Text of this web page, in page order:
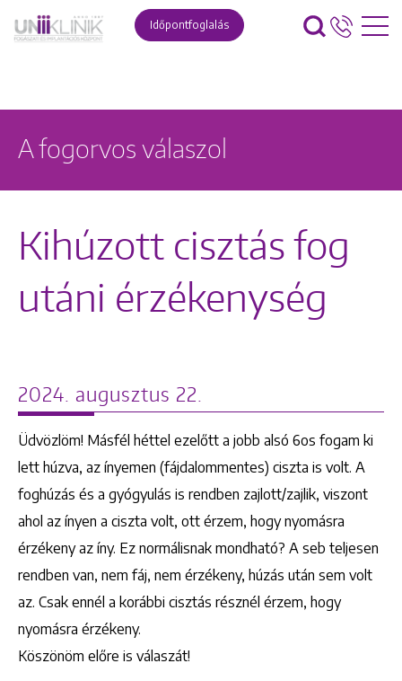
Időpontfoglalás
A fogorvos válaszol
Kihúzott cisztás fog
utáni érzékenység
2024. augusztus 22.
Üdvözlöm! Másfél héttel ezelőtt a jobb alsó 6os fogam ki
lett húzva, az ínyemen (fájdalommentes) ciszta is volt. A
foghúzás és a gyógyulás is rendben zajlott/zajlik, viszont
ahol az ínyen a ciszta volt, ott érzem, hogy nyomásra
érzékeny az íny. Ez normálisnak mondható? A seb teljesen
rendben van, nem fáj, nem érzékeny, húzás után sem volt
az. Csak ennél a korábbi cisztás résznél érzem, hogy
nyomásra érzékeny.
Köszönöm előre is válaszát!